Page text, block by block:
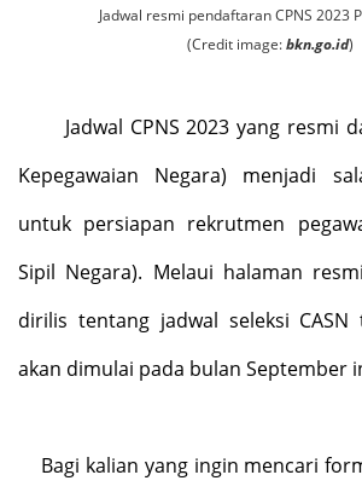
Jadwal resmi pendaftaran CPNS 2023
(Credit image:bkn.go.id)
Jadwal CPNS 2023 yang resmi
Kepegawaian Negara) menjadi
untuk persiapan rekrutmen
Sipil Negara). Melaui halaman resmi
dirilis tentang jadwal seleksi
akan dimulai pada bulan September
Bagi kalian yang ingin mencari